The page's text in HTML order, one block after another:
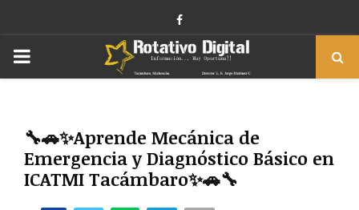
Facebook
PRIMARY
🔧🚗✨Aprende Mecánica de
Emergencia y Diagnóstico Básico en
ICATMI Tacámbaro✨🚗🔧